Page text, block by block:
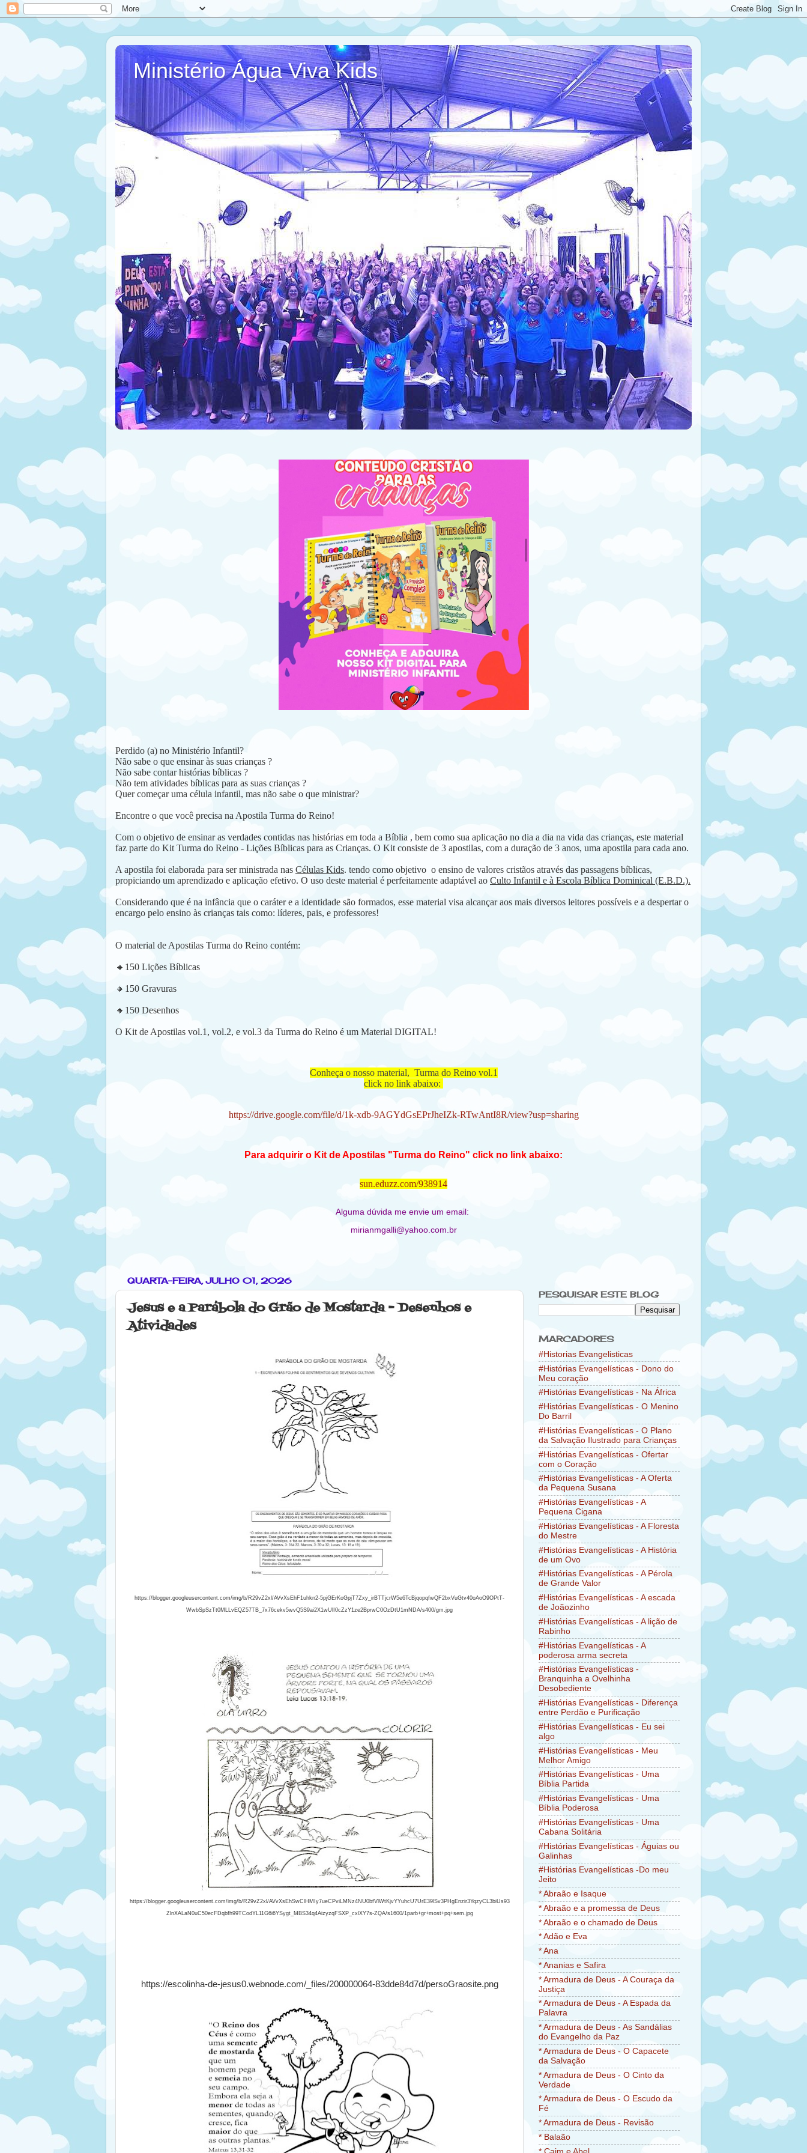
Ministério Água Viva Kids
Perdido (a) no Ministério Infantil?
Não sabe o que ensinar às suas crianças ?
Não sabe contar histórias bíblicas ?
Não tem atividades bíblicas para as suas crianças ?
Quer começar uma célula infantil, mas não sabe o que ministrar?
Encontre o que você precisa na Apostila Turma do Reino!
Com o objetivo de ensinar as verdades contidas nas histórias em toda a Bíblia , bem como sua aplicação no dia a dia na vida das crianças, este material
faz parte do Kit Turma do Reino - Lições Bíblicas para as Crianças. O Kit consiste de 3 apostilas, com a duração de 3 anos, uma apostila para cada ano.
A apostila foi elaborada para ser ministrada nas Células Kids. tendo como objetivo o ensino de valores cristãos através das passagens bíblicas,
propiciando um aprendizado e aplicação efetivo. O uso deste material é perfeitamente adaptável ao Culto Infantil e à Escola Bíblica Dominical (E.B.D.).
Considerando que é na infância que o caráter e a identidade são formados, esse material visa alcançar aos mais diversos leitores possíveis e a despertar o
encargo pelo ensino às crianças tais como: líderes, pais, e professores!
O material de Apostilas Turma do Reino contém:
🔸 150 Lições Bíblicas
🔸 150 Gravuras
🔸 150 Desenhos
O Kit de Apostilas vol.1, vol.2, e vol.3 da Turma do Reino é um Material DIGITAL!
Conheça o nosso material, Turma do Reino vol.1
click no link abaixo:
https://drive.google.com/file/d/1k-xdb-9AGYdGsEPrJheIZk-RTwAntI8R/view?usp=sharing
Para adquirir o Kit de Apostilas "Turma do Reino" click no link abaixo:
sun.eduzz.com/938914
Alguma dúvida me envie um email:
mirianmgalli@yahoo.com.br
QUARTA-FEIRA, JULHO 01, 2026
Jesus e a Parábola do Grão de Mostarda - Desenhos e
Atividades
https://blogger.googleusercontent.com/img/b/R29vZ2xl/AVvXsEhF1uhkn2-5pjGErKoGpjT7Zxy_irBTTjcrW5e6TcBjqopqfwQF2bxVuGtv40oAoO9OPtT-
WwbSpSzTt0MLLvEQZ57TB_7x76cekv5wvQ5S9ai2X1wUlI0cZzY1ze2BprwC0OzDtU1mNDA/s400/gm.jpg
https://blogger.googleusercontent.com/img/b/R29vZ2xl/AVvXsEhSwClHMIy7ueCPviLMNz4NU0bfVlWtKjvYYuhcU7UrE39lSv3PHgEnzir3YqzyCL3biUs93
ZlnXALaN0uC50ecFDqbfh99TCodYL11G6i6YSygt_MBS34q4AizyzqFSXP_cxlXY7s-ZQA/s1600/1parb+gr+most+pq+sem.jpg
https://escolinha-de-jesus0.webnode.com/_files/200000064-83dde84d7d/persoGraosite.png
PESQUISAR ESTE BLOG
MARCADORES
#Historias Evangelisticas
#Histórias Evangelísticas - Dono do
Meu coração
#Histórias Evangelísticas - Na África
#Histórias Evangelísticas - O Menino
Do Barril
#Histórias Evangelísticas - O Plano
da Salvação Ilustrado para Crianças
#Histórias Evangelísticas - Ofertar
com o Coração
#Histórias Evangelísticas - A Oferta
da Pequena Susana
#Histórias Evangelísticas - A
Pequena Cigana
#Histórias Evangelísticas - A Floresta
do Mestre
#Histórias Evangelísticas - A História
de um Ovo
#Histórias Evangelísticas - A Pérola
de Grande Valor
#Histórias Evangelísticas - A escada
de Joãozinho
#Histórias Evangelísticas - A lição de
Rabinho
#Histórias Evangelísticas - A
poderosa arma secreta
#Histórias Evangelísticas -
Branquinha a Ovelhinha
Desobediente
#Histórias Evangelísticas - Diferença
entre Perdão e Purificação
#Histórias Evangelísticas - Eu sei
algo
#Histórias Evangelísticas - Meu
Melhor Amigo
#Histórias Evangelísticas - Uma
Bíblia Partida
#Histórias Evangelísticas - Uma
Bíblia Poderosa
#Histórias Evangelísticas - Uma
Cabana Solitária
#Histórias Evangelísticas - Águias ou
Galinhas
#Histórias Evangelísticas -Do meu
Jeito
* Abraão e Isaque
* Abraão e a promessa de Deus
* Abraão e o chamado de Deus
* Adão e Eva
* Ana
* Ananias e Safira
* Armadura de Deus - A Couraça da
Justiça
* Armadura de Deus - A Espada da
Palavra
* Armadura de Deus - As Sandálias
do Evangelho da Paz
* Armadura de Deus - O Capacete
da Salvação
* Armadura de Deus - O Cinto da
Verdade
* Armadura de Deus - O Escudo da
Fé
* Armadura de Deus - Revisão
* Balaão